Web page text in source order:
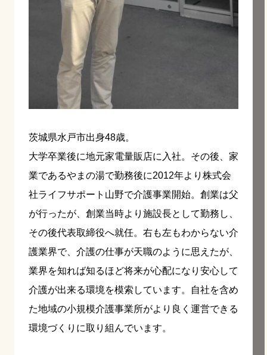
茨城県水戸市出身48歳。
大学卒業後に地元家電量販店に入社。その後、家
業であるやまの湯で勤務後に2012年より株式会
社ライフサポート山野で介護事業開始。創業は父
が行ったが、創業当時より施設長として勤務し、
その後代表取締役へ就任。右も左もわからない介
護業界で、介護の仕事が天職のように思えたが、
業界を知れば知るほど将来が心配になり安心して
介護が出来る環境を模索しています。自社を含め
た地域の小規模介護事業所がより良く運営できる
環境づくりに取り組んでいます。